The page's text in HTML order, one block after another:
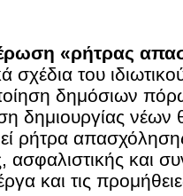
«ρήτρας
σχέδια του
δημόσιων
δημιουργίας νέων
ρήτρα
ασφαλιστικής και
και τις